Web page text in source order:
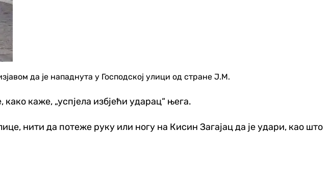
да је нападнута у Господској улици од стране Ј.М.
како каже, „успјела избјећи ударац“ њега.
нити да потеже руку или ногу на Кисин Загајац да је удари, као што